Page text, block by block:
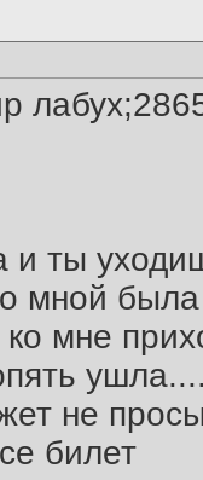
и ты
мной была
мне
не
билет